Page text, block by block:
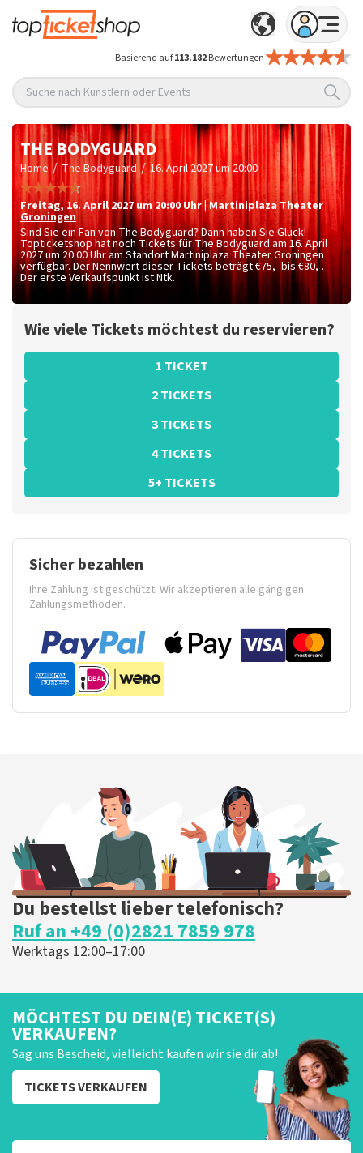
Basierend auf113.182Bewertungen
Suche nach Künstlern oder Events
THE BODYGUARD
Home / The Bodyguard / 16. April 2027 um 20:00
Freitag, 16. April 2027 um 20:00 Uhr |Martiniplaza Theater
Groningen
Sind Sie ein Fan von The Bodyguard? Dann haben Sie Glück!
Topticketshop hat noch Tickets für The Bodyguard am 16. April
2027 um 20:00 Uhr am Standort Martiniplaza Theater Groningen
verfügbar. Der Nennwert dieser Tickets beträgt€75,- bis €80,-.
Der erste Verkaufspunkt ist Ntk.
Wie viele Tickets möchtest du reservieren?
1 TICKET
2 TICKETS
3 TICKETS
4 TICKETS
5+ TICKETS
Sicher bezahlen
Ihre Zahlung ist geschützt. Wir akzeptieren alle gängigen
Zahlungsmethoden.
Du bestellst lieber telefonisch?
Ruf an +49 (0)2821 7859 978
Werktags 12:00–17:00
MÖCHTEST DU DEIN(E) TICKET(S)
VERKAUFEN?
Sag uns Bescheid, vielleicht kaufen wir sie dir ab!
TICKETS VERKAUFEN